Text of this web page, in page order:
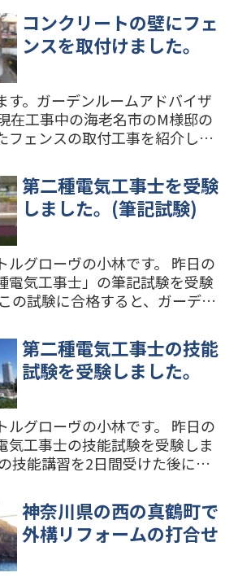
も好みでおいしかったです。
コンクリートの壁にフェ
ンスを取付けました。
す。ガーデンルームアドバイザ
在工事中の海老名市のM様邸の
フェンスの取付工事を紹介しま
間が狭いので、人が通りやすく
... 第二種電気工事士を受験
しました。(筆記試験)
ルグローヴの小林です。 昨日の
電気工事士」の筆記試験を受験
の試験に合格すると、ガーデン
格発表は6月13日(月)です。それ
第二種電気工事士の技能
試験を受験しました。
ルグローヴの小林です。 昨日の
気工事士の技能試験を受験しま
技能講習を2日間受けた後に、
験の課題を40分の時間内に完成
神奈川県の西の真鶴町で
外構リフォームの打合せ